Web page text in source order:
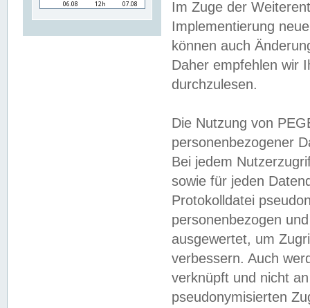
Im Zuge der
Implementierung
können auch
Daher empfehlen wir
durchzulesen.
Die Nutzung von
personenbezogener
Bei jedem
sowie für jeden
Protokolldatei
personenbezogen
ausgewertet, um
verbessern. Auch
verknüpft und nicht
pseudonymisierten